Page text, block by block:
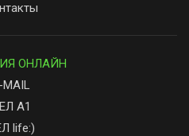
ОНЛАЙН
MAIL
А1
life:)